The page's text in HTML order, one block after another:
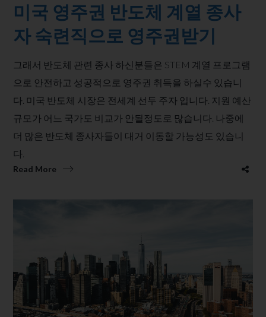
미국 영주권 반도체 계열 종사
자 숙련직으로 영주권받기
그래서 반도체 관련 종사 하신분들은 STEM 계열 프로그램
으로 안전하고 성공적으로 영주권 취득을 하실수 있습니
다. 미국 반도체 시장은 전세계 선두 주자 입니다. 지원 예산
규모가 어느 국가도 비교가 안될정도로 많습니다. 나중에
더 많은 반도체 종사자들이 대거 이동할 가능성도 있습니
다.
Read More